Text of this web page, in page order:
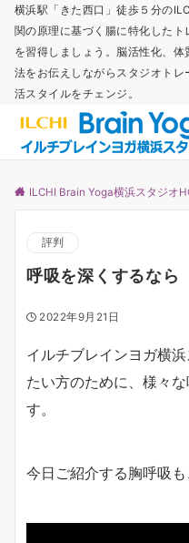
横浜駅「きた西口」徒歩５分の
関の原理に基づく腸に特化した
を習得しましょう。脳活性化、
法をお伝えしながらスタジオト
活スタイルをチェンジ。
ILCHI Brain Yoga横浜スタジオ
評判
呼吸を深くするなら
2022年9月21日
イルチブレインヨガ横
たい方のために、様々
す。
今日ご紹介する胸呼吸